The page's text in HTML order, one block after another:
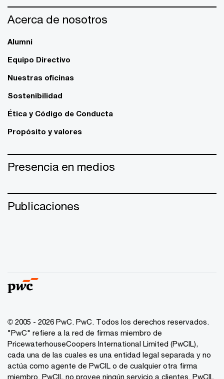
Acerca de nosotros
Alumni
Equipo Directivo
Nuestras oficinas
Sostenibilidad
Ética y Código de Conducta
Propósito y valores
Presencia en medios
Publicaciones
© 2005 - 2026 PwC. PwC. Todos los derechos reservados.
"PwC" refiere a la red de firmas miembro de
PricewaterhouseCoopers International Limited (PwCIL),
cada una de las cuales es una entidad legal separada y no
actúa como agente de PwCIL o de cualquier otra firma
miembro. PwCIL no provee ningún servicio a clientes. PwCIL